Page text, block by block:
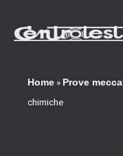
Home » Prove
chimiche